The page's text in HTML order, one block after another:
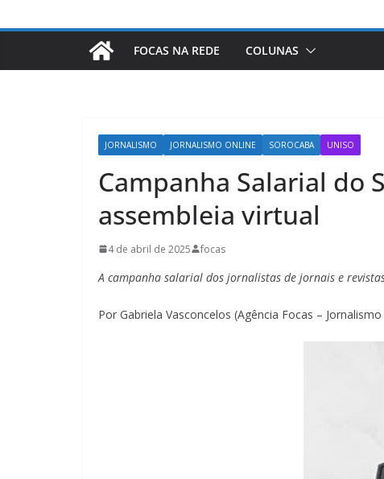
FOCAS NA REDE COLUNAS
JORNALISMO JORNALISMO ONLINE SOROCABA UNISO
Campanha Salarial do
assembleia virtual
4 de abril de 2025 focas
A campanha salarial dos jornalistas de jornais e
Por Gabriela Vasconcelos (Agência Focas –